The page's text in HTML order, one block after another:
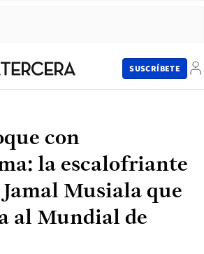
SUSCRÍBETE
con
la escalofriante
Musiala que
al Mundial de